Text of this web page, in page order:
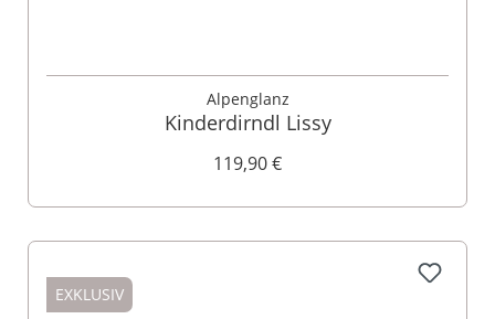
Alpenglanz
Kinderdirndl Lissy
119,90 €
EXKLUSIV